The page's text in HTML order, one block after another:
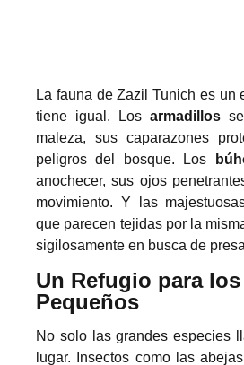
La fauna de Zazil Tunich es un
tiene igual. Los armadillos
maleza, sus caparazones
peligros del bosque. Los
anochecer, sus ojos
movimiento. Y las
que parecen tejidas por la
sigilosamente en busca de
Un Refugio para los
Pequeños
No solo las grandes especies
lugar. Insectos como las